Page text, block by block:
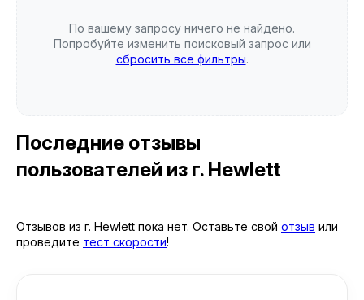
По вашему запросу ничего не найдено.
Попробуйте изменить поисковый запрос или
сбросить все фильтры.
Последние отзывы
пользователей из г. Hewlett
Отзывов из г. Hewlett пока нет. Оставьте свой отзыв или
проведите тест скорости!